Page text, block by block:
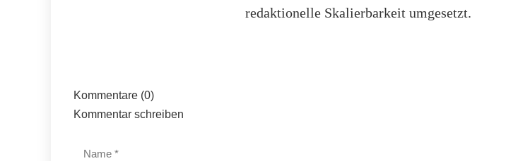
redaktionelle Skalierbarkeit umgesetzt.
Kommentare (0)
Kommentar schreiben